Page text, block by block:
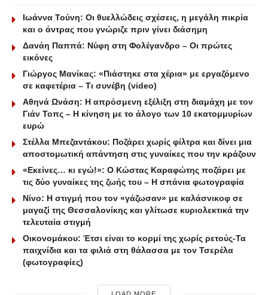
Ιωάννα Τούνη: Οι θυελλώδεις σχέσεις, η μεγάλη πικρία
και ο άντρας που γνώριζε πριν γίνει διάσημη
Δανάη Παππά: Νύφη στη Φολέγανδρο – Οι πρώτες
εικόνες
Γιώργος Μανίκας: «Πιάστηκε στα χέρια» με εργαζόμενο
σε καφετέρια – Tι συνέβη (video)
Αθηνά Ωνάση: Η απρόσμενη εξέλιξη στη διαμάχη με τον
Γιάν Τοπς – Η κίνηση με το άλογο των 10 εκατομμυρίων
ευρώ
Στέλλα Μπεζαντάκου: Ποζάρει χωρίς φίλτρα και δίνει μια
αποστομωτική απάντηση στις γυναίκες που την κράζουν
«Εκείνες… κι εγώ!»: Ο Κώστας Καραφώτης ποζάρει με
τις δύο γυναίκες της ζωής του – Η σπάνια φωτογραφία
Νίνο: Η στιγμή που τον «γάζωσαν» με καλάσνικοφ σε
μαγαζί της Θεσσαλονίκης και γλίτωσε κυριολεκτικά την
τελευταία στιγμή
Οικονομάκου: Έτσι είναι το κορμί της χωρίς ρετούς-Τα
παιχνίδια και τα φιλιά στη θάλασσα με τον Τσερέλα
(φωτογραφίες)